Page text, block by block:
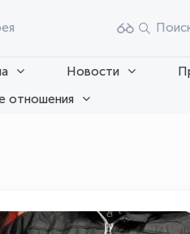
Новости
отношения